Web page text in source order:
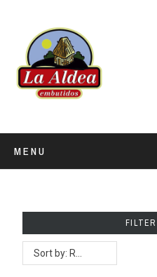
MENU
FILTER